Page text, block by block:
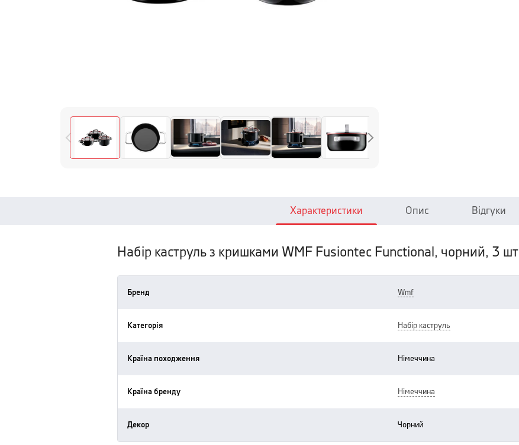
Характеристики Опис Відгуки
Набір каструль з кришками WMF Fusiontec Functional, чорний, 3 шт
Бренд wmf
Категорія набір каструль
Країна походження німеччина
Країна бренду німеччина
Декор чорний